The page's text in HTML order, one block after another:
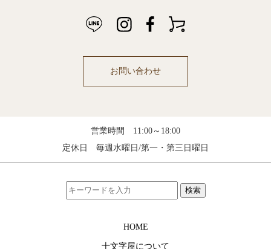
お問い合わせ
営業時間 11:00～18:00
定休日 毎週水曜日/第一・第三日曜日
検索
HOME
十文字屋について